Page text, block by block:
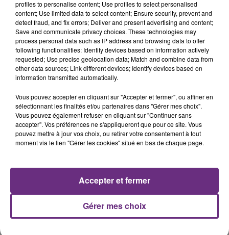
LE MAGASIN JOUÉCLUB DE REIMS FERME
SES PORTES
C'était l'une des institutions du centre-ville
rémois. Le magasin JouéClub est contraint de
fermer ses portes.
TITRES DIFFUSÉS
5h28
5h28 5h26
5h26
profiles to personalise content; Use profiles to select personalised
content; Use limited data to select content; Ensure security, prevent and
detect fraud, and fix errors; Deliver and present advertising and content;
Save and communicate privacy choices. These technologies may
process personal data such as IP address and browsing data to offer
following functionalities: Identify devices based on information actively
requested; Use precise geolocation data; Match and combine data from
other data sources; Link different devices; Identify devices based on
information transmitted automatically.
Vous pouvez accepter en cliquant sur "Accepter et fermer", ou affiner en
sélectionnant les finalités et/ou partenaires dans "Gérer mes choix".
Vous pouvez également refuser en cliquant sur "Continuer sans
accepter". Vos préférences ne s'appliqueront que pour ce site. Vous
pouvez mettre à jour vos choix, ou retirer votre consentement à tout
moment via le lien "Gérer les cookies" situé en bas de chaque page.
Gérer mes choix
Accepter et fermer